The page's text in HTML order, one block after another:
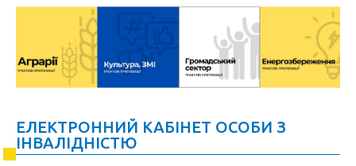
ЕЛЕКТРОННИЙ КАБІНЕТ ОСОБИ З
ІНВАЛІДНІСТЮ